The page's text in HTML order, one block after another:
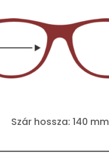
Szár hossza: 140 mm